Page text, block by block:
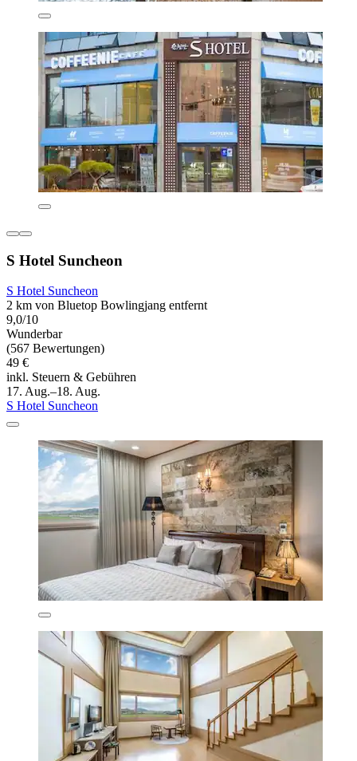
S Hotel Suncheon
S Hotel Suncheon
2 km von Bluetop Bowlingjang entfernt
9,0/10
Wunderbar
(567 Bewertungen)
49 €
inkl. Steuern & Gebühren
17. Aug.–18. Aug.
S Hotel Suncheon